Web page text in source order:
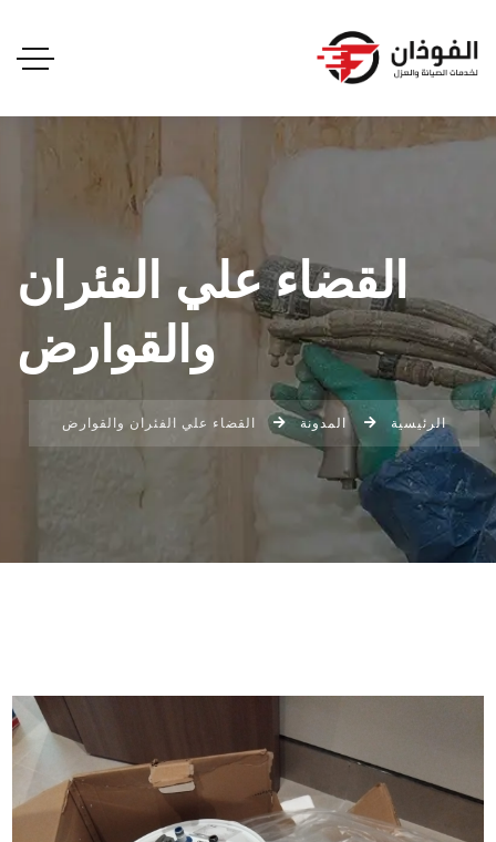
القضاء علي الفئران
والقوارض
الرئيسية المدونة القضاء علي الفئران والقوارض